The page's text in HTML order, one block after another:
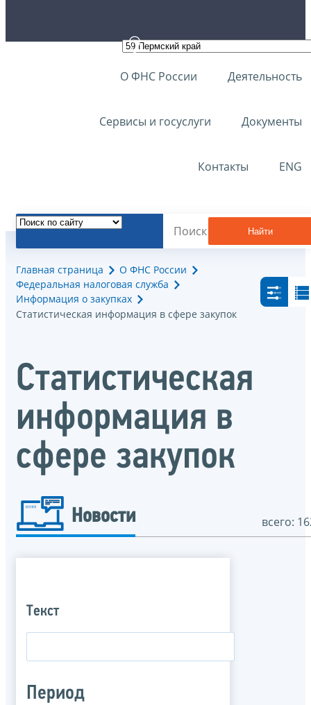
О ФНС России Деятельность
Сервисы и госуслуги Документы
Контакты ENG
Найти
Главная страница
О ФНС России
Федеральная налоговая служба
Информация о закупках
Статистическая информация в сфере закупок
Статистическая
информация в
сфере закупок
Новости всего:
Текст
Период